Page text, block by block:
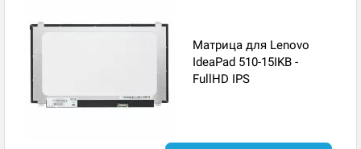
Матрица для Lenovo
IdeaPad 510-15IKB -
FullHD IPS